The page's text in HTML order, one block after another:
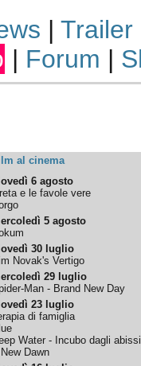
| Trailer
| Forum |
al cinema
6 agosto
e le favole vere
5 agosto
30 luglio
Novak's Vertigo
29 luglio
Man - Brand New Day
23 luglio
di famiglia
Water - Incubo dagli abissi
Dawn